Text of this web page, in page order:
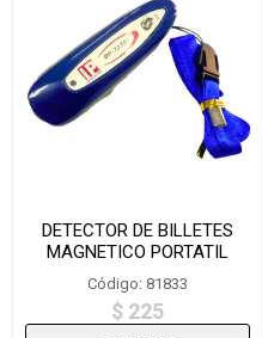
DETECTOR DE BILLETES
MAGNETICO PORTATIL
CHICO HVL16-85/dp323
Código: 81833
$ 225